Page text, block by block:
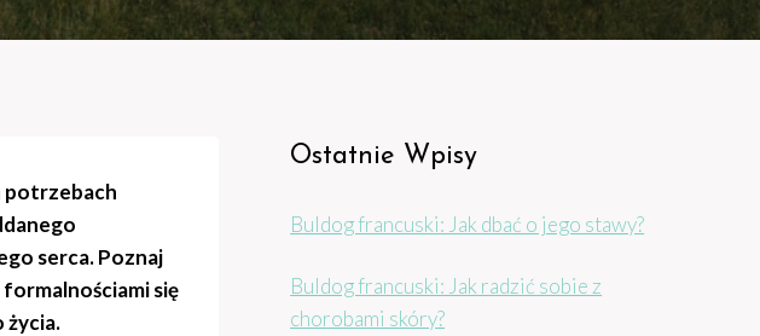
potrzebach
serca. Poznaj
się
życia.
Ostatnie Wpisy
Buldog francuski: Jak dbać o jego stawy?
Buldog francuski: Jak radzić sobie z
chorobami skóry?